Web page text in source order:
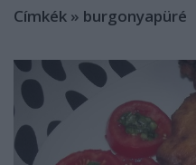
Címkék » burgonyapüré